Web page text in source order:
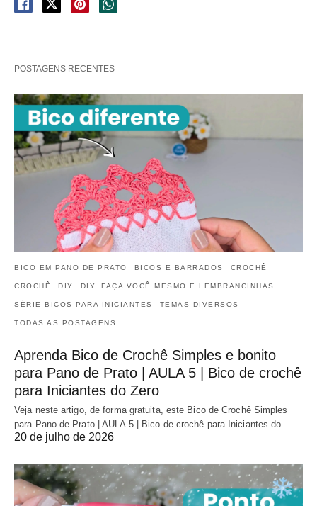
POSTAGENS RECENTES
BICO EM PANO DE PRATO BICOS E BARRADOS CROCHÊ
CROCHÊ DIY DIY, FAÇA VOCÊ MESMO E LEMBRANCINHAS
SÉRIE BICOS PARA INICIANTES TEMAS DIVERSOS
TODAS AS POSTAGENS
Aprenda Bico de Crochê Simples e bonito
para Pano de Prato | AULA 5 | Bico de crochê
para Iniciantes do Zero
Veja neste artigo, de forma gratuita, este Bico de Crochê Simples
para Pano de Prato | AULA 5 | Bico de crochê para Iniciantes do…
20 de julho de 2026